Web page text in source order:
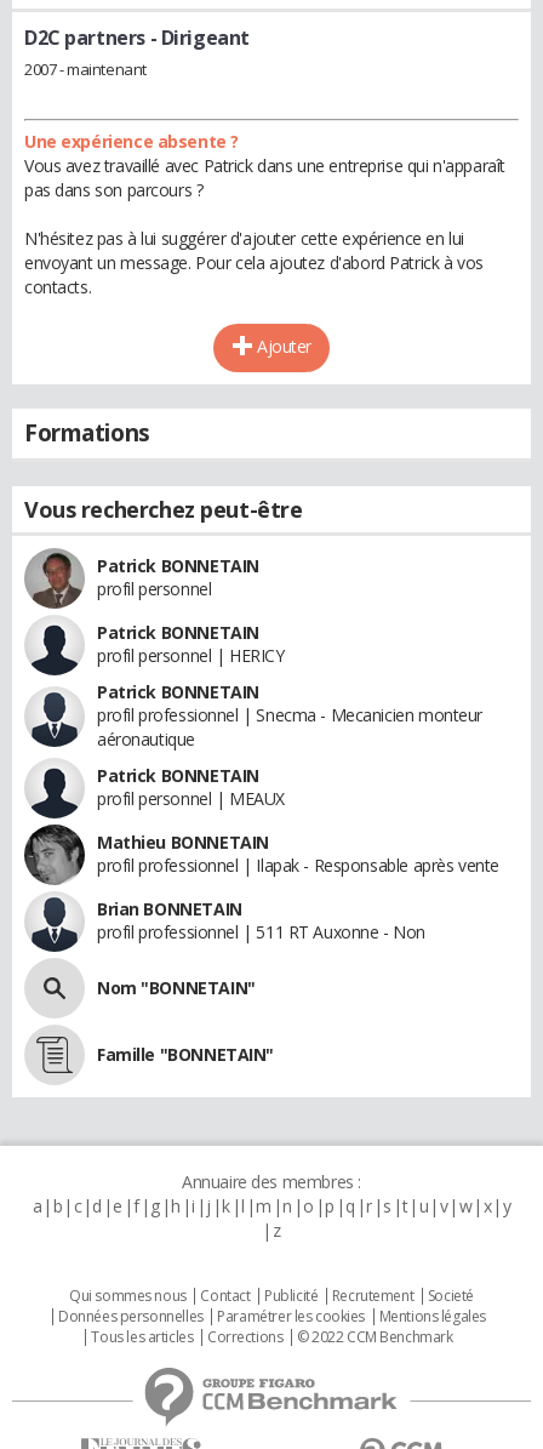
D2C partners- Dirigeant
2007 - maintenant
Une expérience absente ?
Vous avez travaillé avec Patrick dans une entreprise qui n'apparaît
pas dans son parcours ?
N'hésitez pas à lui suggérer d'ajouter cette expérience en lui
envoyant un message. Pour cela ajoutez d'abord Patrick à vos
contacts.
Ajouter
Formations
Vous recherchez peut-être
Patrick BONNETAIN
profil personnel
Patrick BONNETAIN
profil personnel | HERICY
Patrick BONNETAIN
profil professionnel | Snecma - Mecanicien monteur
aéronautique
Patrick BONNETAIN
profil personnel | MEAUX
Mathieu BONNETAIN
profil professionnel | Ilapak - Responsable après vente
Brian BONNETAIN
profil professionnel | 511 RT Auxonne - Non
Nom "BONNETAIN"
Famille "BONNETAIN"
Annuaire des membres :
a b c d e f g h i j k l m n o p q r s t u v w x y
z
Qui sommes nous Contact Publicité Recrutement
Societé
Données personnelles
Paramétrer les cookies
Mentions légales
Tous les articles
Corrections © 2022 CCM Benchmark